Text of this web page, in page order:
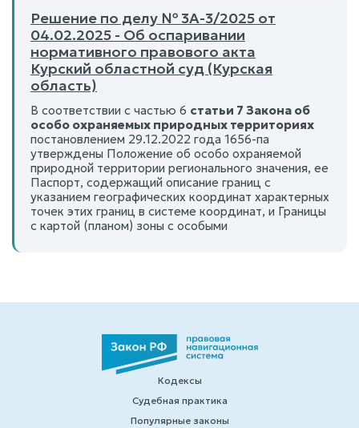
Решение по делу № 3А-3/2025 от
04.02.2025 - Об оспаривании
нормативного правового акта
Курский областной суд (Курская
область)
В соответствии с частью 6 статьи 7 Закона об
особо охраняемых природных территориях
постановлением 29.12.2022 года 1656-па
утверждены Положение об особо охраняемой
природной территории регионального значения, ее
Паспорт, содержащий описание границ с
указанием географических координат характерных
точек этих границ в системе координат, и Границы
с картой (планом) зоны с особыми
Кодексы
Судебная практика
Популярные законы